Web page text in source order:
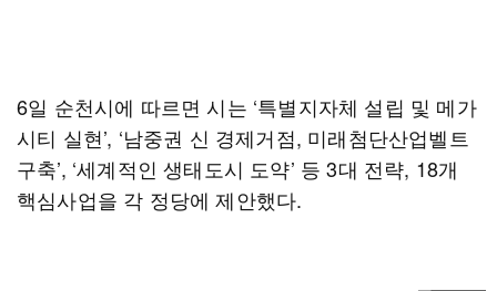
6일 순천시에 따르면 시는 ‘특별지자체 설립 및 메가
시티 실현’, ‘남중권 신 경제거점, 미래첨단산업벨트
구축’, ‘세계적인 생태도시 도약’ 등 3대 전략, 18개
핵심사업을 각 정당에 제안했다.